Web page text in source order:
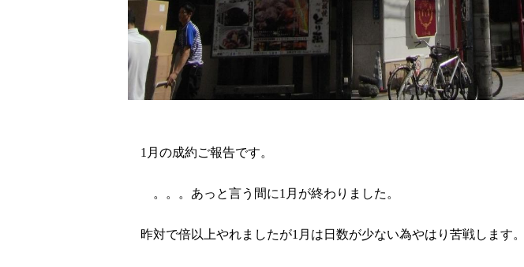
1月の成約ご報告です。
。。。あっと言う間に1月が終わりました。
昨対で倍以上やれましたが1月は日数が少ない為やはり苦戦します。